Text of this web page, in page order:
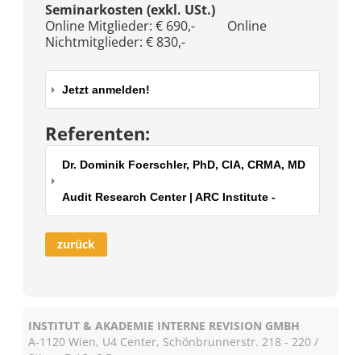
Seminarkosten (exkl. USt.)
Online Mitglieder: € 690,- Online
Nichtmitglieder: € 830,-
Jetzt anmelden!
Referenten:
Dr. Dominik Foerschler, PhD, CIA, CRMA, MD
Audit Research Center | ARC Institute -
zurück
INSTITUT & AKADEMIE INTERNE REVISION GMBH
A-1120 Wien, U4 Center, Schönbrunnerstr. 218 - 220 /